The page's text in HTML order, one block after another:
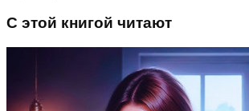
С этой книгой читают